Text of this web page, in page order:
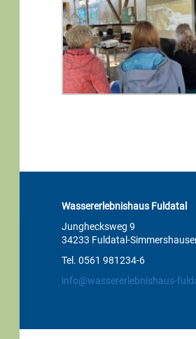
Wassererlebnishaus Fuldatal
Junghecksweg 9
34233 Fuldatal-
Tel. 0561 981234-6
info@wassererlebnishaus-